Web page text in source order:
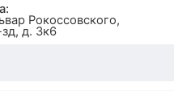
Рокоссовского,
д. 3к6